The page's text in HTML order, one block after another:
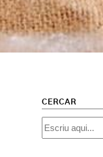
CERCAR
Cercar